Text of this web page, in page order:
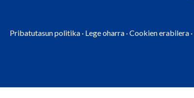
Pribatutasun politika · Lege oharra ·Cookien erabilera ·